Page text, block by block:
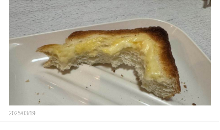
ースト、ピーナッツバタートーストをよく作りま
す。やっぱこんなんダメよね…
2025/03/19